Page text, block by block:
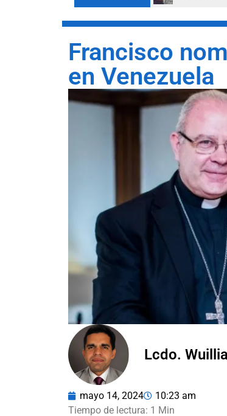
Francisco
en Venezuela
Lcdo.
mayo 14, 2024 10:23 am